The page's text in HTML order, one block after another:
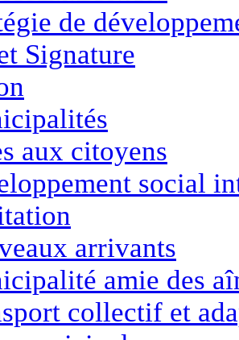
de
Signature
aux citoyens
social
arrivants
amie des
collectif et